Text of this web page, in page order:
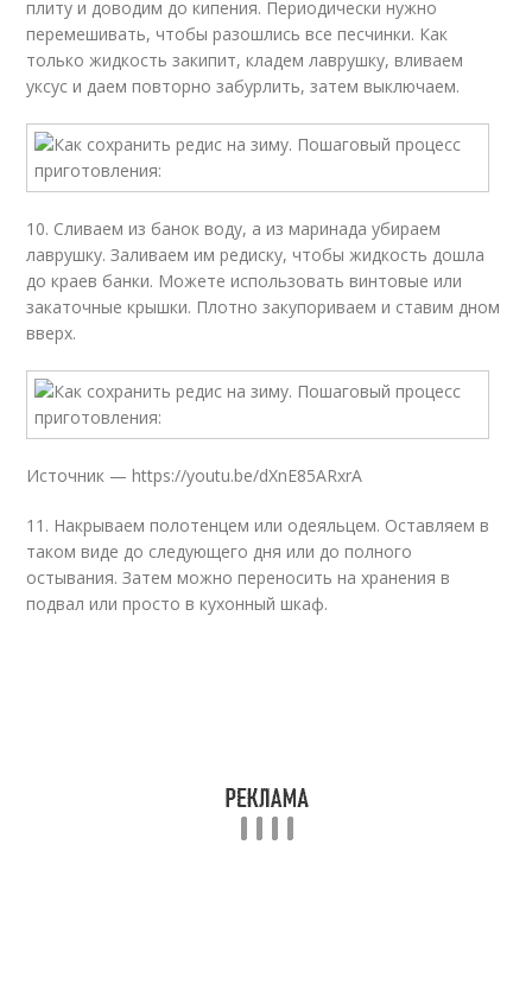
плиту и доводим до кипения. Периодически нужно
перемешивать, чтобы разошлись все песчинки. Как
только жидкость закипит, кладем лаврушку, вливаем
уксус и даем повторно забурлить, затем выключаем.
10. Сливаем из банок воду, а из маринада убираем
лаврушку. Заливаем им редиску, чтобы жидкость дошла
до краев банки. Можете использовать винтовые или
закаточные крышки. Плотно закупориваем и ставим дном
вверх.
Источник — https://youtu.be/dXnE85ARxrA
11. Накрываем полотенцем или одеяльцем. Оставляем в
таком виде до следующего дня или до полного
остывания. Затем можно переносить на хранения в
подвал или просто в кухонный шкаф.